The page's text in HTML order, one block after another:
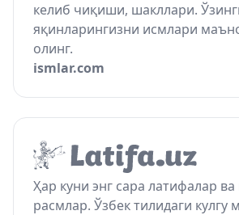
келиб чиқиши, шакллари.
яқинларингизни исмлари
олинг.
ismlar.com
Ҳар куни энг сара латифалар ва
расмлар. Ўзбек тилидаги кулгу